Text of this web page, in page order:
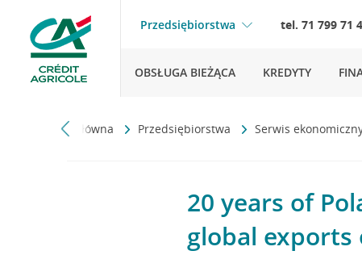
Przedsiębiorstwa tel. 71 799 71
OBSŁUGA BIEŻĄCA KREDYTY
Strona główna Przedsiębiorstwa Serwis
20 years of
global exports